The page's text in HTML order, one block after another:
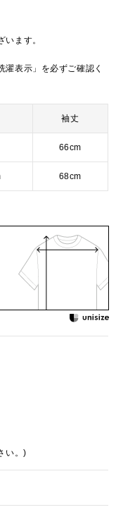
ます。
表示」を必ずご確認く
袖丈
66cm
68cm
い。)